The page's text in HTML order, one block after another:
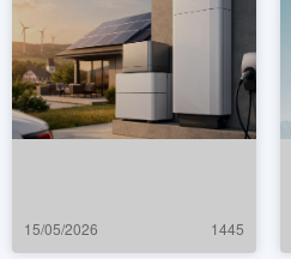
15/05/2026 1445